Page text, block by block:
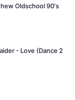
Oldschool 90's
- Love (Dance 2